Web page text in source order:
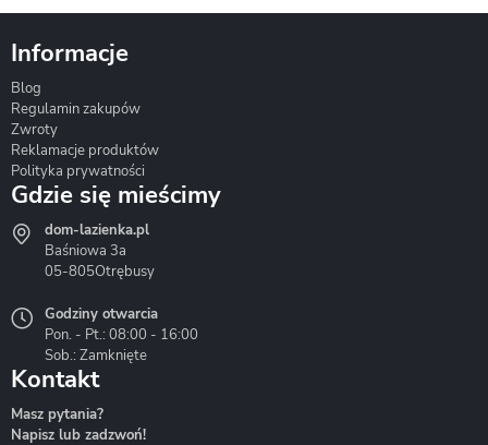
Hydrostop
Liveno
Informacje
Blog
Regulamin zakupów
Zwroty
Reklamacje produktów
Polityka prywatności
Gdzie się mieścimy
dom-lazienka.pl
Baśniowa 3a
05-805Otrębusy
Godziny otwarcia
Pon. - Pt.: 08:00 - 16:00
Sob.: Zamknięte
Kontakt
Masz pytania?
Napisz lub zadzwoń!